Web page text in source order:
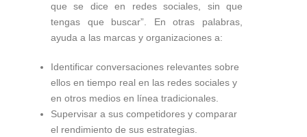
que se dice en redes sociales, sin que
tengas que buscar”. En otras palabras,
ayuda a las marcas y organizaciones a:
Identificar conversaciones relevantes sobre
ellos en tiempo real en las redes sociales y
en otros medios en línea tradicionales.
Supervisar a sus competidores y comparar
el rendimiento de sus estrategias.